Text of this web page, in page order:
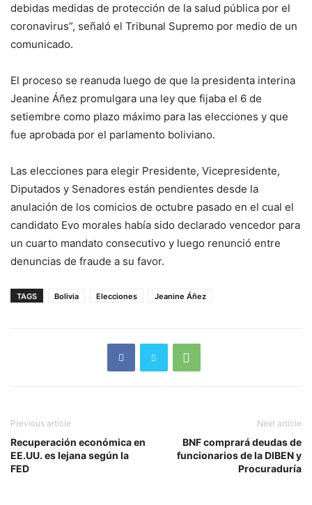
debidas medidas de protección de la salud pública por el
coronavirus”, señaló el Tribunal Supremo por medio de un
comunicado.
El proceso se reanuda luego de que la presidenta interina
Jeanine Áñez promulgara una ley que fijaba el 6 de
setiembre como plazo máximo para las elecciones y que
fue aprobada por el parlamento boliviano.
Las elecciones para elegir Presidente, Vicepresidente,
Diputados y Senadores están pendientes desde la
anulación de los comicios de octubre pasado en el cual el
candidato Evo morales había sido declarado vencedor para
un cuarto mandato consecutivo y luego renunció entre
denuncias de fraude a su favor.
TAGS Bolivia Elecciones Jeanine Áñez
Previous article
Recuperación económica en
EE.UU. es lejana según la
FED
Next article
BNF comprará deudas de
funcionarios de la DIBEN y
Procuraduría